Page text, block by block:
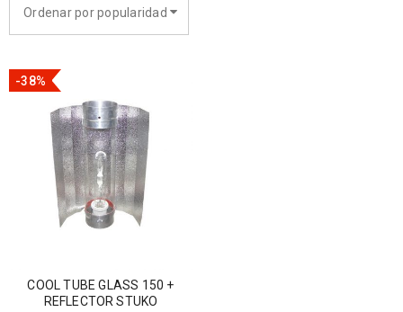
Ordenar por popularidad
-38%
COOL TUBE GLASS 150 +
REFLECTOR STUKO